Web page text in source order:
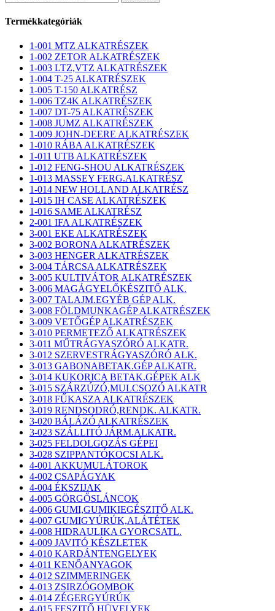
a
következőre:
Termékkategóriák
1-001 MTZ ALKATRÉSZEK
1-002 ZETOR ALKATRÉSZEK
1-003 LTZ,VTZ ALKATRÉSZEK
1-004 T-25 ALKATRÉSZEK
1-005 T-150 ALKATRÉSZ
1-006 TZ4K ALKATRÉSZEK
1-007 DT-75 ALKATRÉSZEK
1-008 JUMZ ALKATRÉSZEK
1-009 JOHN-DEERE ALKATRÉSZEK
1-010 RÁBA ALKATRÉSZEK
1-011 UTB ALKATRÉSZEK
1-012 FENG-SHOU ALKATRÉSZEK
1-013 MASSEY FERG.ALKATRÉSZ
1-014 NEW HOLLAND ALKATRÉSZ
1-015 IH CASE ALKATRÉSZEK
1-016 SAME ALKATRÉSZ
2-001 IFA ALKATRÉSZEK
3-001 EKE ALKATRÉSZEK
3-002 BORONA ALKATRÉSZEK
3-003 HENGER ALKATRÉSZEK
3-004 TÁRCSA ALKATRÉSZEK
3-005 KULTIVÁTOR ALKATRÉSZEK
3-006 MAGÁGYELŐKÉSZITŐ ALK.
3-007 TALAJM.EGYÉB GÉP ALK.
3-008 FÖLDMUNKAGÉP ALKATRÉSZEK
3-009 VETŐGÉP ALKATRÉSZEK
3-010 PERMETEZŐ ALKATRÉSZEK
3-011 MŰTRÁGYASZÓRÓ ALKATR.
3-012 SZERVESTRÁGYASZÓRÓ ALK.
3-013 GABONABETAK.GÉP ALKATR.
3-014 KUKORICA BETAK.GÉPEK ALK
3-015 SZÁRZÚZÓ,MULCSOZÓ ALKATR
3-018 FŰKASZA ALKATRÉSZEK
3-019 RENDSODRÓ,RENDK. ALKATR.
3-020 BÁLÁZÓ ALKATRÉSZEK
3-023 SZÁLLITÓ JÁRM.ALKATR.
3-025 FELDOLGOZÁS GÉPEI
3-028 SZIPPANTÓKOCSI ALK.
4-001 AKKUMULÁTOROK
4-002 CSAPÁGYAK
4-004 ÉKSZIJAK
4-005 GÖRGŐSLÁNCOK
4-006 GUMI,GUMIKIEGÉSZITŐ ALK.
4-007 GUMIGYÚRÚK,ALÁTÉTEK
4-008 HIDRAULIKA GYORCSATL.
4-009 JAVITÓ KÉSZLETEK
4-010 KARDÁNTENGELYEK
4-011 KENŐANYAGOK
4-012 SZIMMERINGEK
4-013 ZSIRZÓGOMBOK
4-014 ZÉGERGYÚRÚK
4-015 FESZITŐ HÜVELYEK